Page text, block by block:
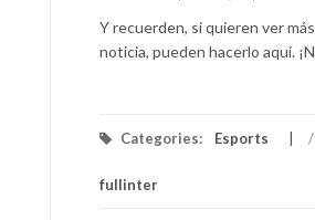
Y recuerden, si quieren ver
noticia, pueden hacerlo aquí.
Categories: Esports /
fullinter